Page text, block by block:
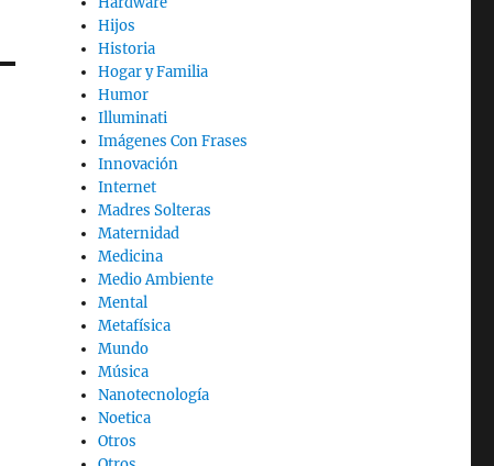
Hijos
Historia
Hogar y Familia
Humor
Illuminati
Imágenes Con Frases
Innovación
Internet
Madres Solteras
Maternidad
Medicina
Medio Ambiente
Mental
Metafísica
Mundo
Música
Nanotecnología
Noetica
Otros